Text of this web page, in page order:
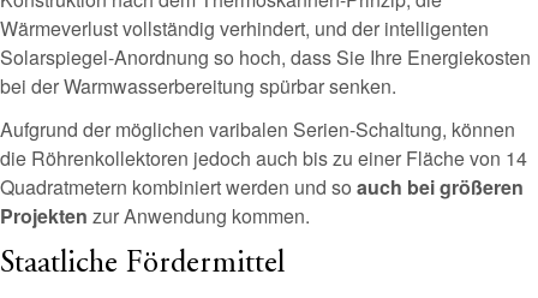
Wärmeverlust vollständig verhindert, und der intelligenten
Solarspiegel-Anordnung so hoch, dass Sie Ihre Energiekosten
bei der Warmwasserbereitung spürbar senken.
Aufgrund der möglichen varibalen Serien-Schaltung, können
die Röhrenkollektoren jedoch auch bis zu einer Fläche von 14
Quadratmetern kombiniert werden und so auch bei größeren
Projekten zur Anwendung kommen.
Staatliche Fördermittel